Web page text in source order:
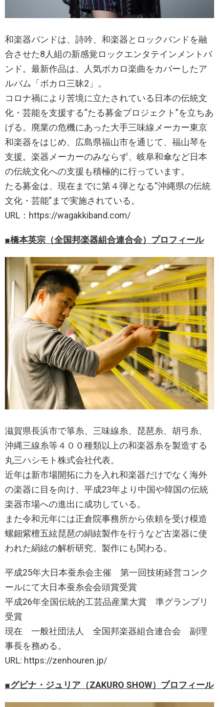
和楽器バンドは、詩吟、和楽器とロックバンドを融
合させた8人組の新感覚ロックエンタテインメントバ
ンド。最新作品は、人気ボカロ楽曲をカバーしたア
ルバム「ボカロ三昧2」。
コロナ禍により苦境に立たされている日本の伝統文
化・芸能を支援する“たる募金プロジェクト”を立ちあ
げる。廃業の危機にあった大手三味線メーカー東京
和楽器をはじめ、広島県福山市を通じて、福山琴を
支援。楽器メーカーのみならず、岐阜和傘など日本
の伝統文化への支援も積極的に行っています。
たる募金は、現在までに第４弾となる“沖縄県の伝統
文化・芸能”まで実施されている。
URL：https://wagakkiband.com/
■橋本英宗 （全国邦楽器組合連合会）プロフィール
滋賀県長浜市で箏糸、三味線糸、琵琶糸、胡弓糸、
沖縄三線糸等４００種類以上の和楽器糸を製造する
丸三ハシモト株式会社代表。
近年は新市場開拓に力を入れ和楽器だけでなく海外
の楽器に目を向け、平成23年より中国や韓国の伝統
楽器市場への進出に成功している。
また令和元年には正倉院事務所から依頼を受け模造
螺鈿紫檀五絃琵琶の絹絃製作を行うなど古楽器に使
われた絹絃の解析研究、製作にも関わる。
平成25年大日本蚕糸会主催 第一回技術経営コンク
ールにて大日本蚕糸会会頭賞受賞
平成26年全国伝統的工芸品産業大賞 準グランプリ
受賞
現在 一般社団法人 全国邦楽器組合連合会 副理
事長を務める。
URL: https://zenhouren.jp/
■グビナ・ジュリア（ZAKURO SHOW）プロフィール